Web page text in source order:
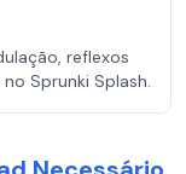
reflexos
Sprunki Splash.